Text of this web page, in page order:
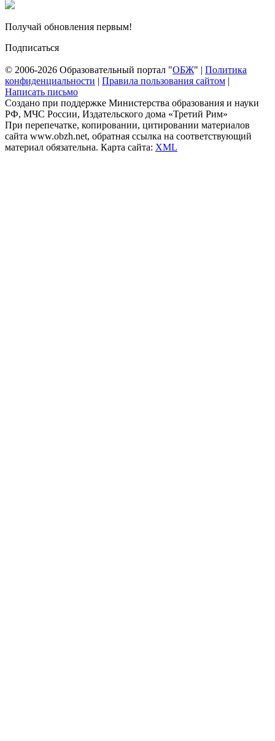
Получай обновления первым!
Подписаться
© 2006-2026 Образовательный портал "ОБЖ" | Политика
конфиденциальности | Правила пользования сайтом |
Написать письмо
Создано при поддержке Министерства образования и науки
РФ, МЧС России, Издательского дома «Третий Рим»
При перепечатке, копировании, цитировании материалов
сайта www.obzh.net, обратная ссылка на соответствующий
материал обязательна. Карта сайта: XML